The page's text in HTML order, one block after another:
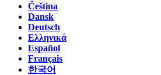
Čeština
Dansk
Deutsch
Ελληνικά
Español
Français
한국어